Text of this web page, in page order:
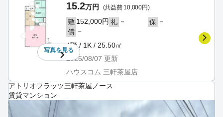
写真を見る
15.2万円 (共益費 10,000円)
敷 152,000円 礼 － 保 －
償 －
4階 / 1K / 25.50㎡
2026/08/07 更新
ハウスコム 三軒茶屋店
アトリオフラッツ三軒茶屋ノース
賃貸マンション